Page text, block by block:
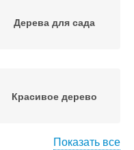
Дерева для сада
Красивое дерево
Показать все